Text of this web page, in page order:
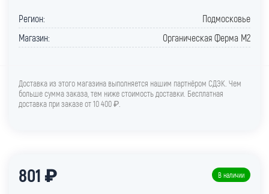
Регион:
Подмосковье
Магазин:
Органическая Ферма М2
Доставка из этого магазина выполняется нашим партнёром СДЭК. Чем
больше сумма заказа, тем ниже стоимость доставки. Бесплатная
доставка при заказе от 10 400 ₽.
801 ₽ В наличии